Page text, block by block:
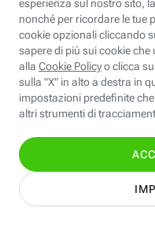
conoscere, informare,
ispirare